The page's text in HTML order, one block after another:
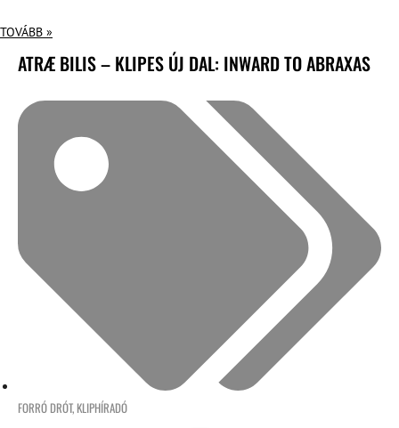
TOVÁBB »
ATRÆ BILIS – KLIPES ÚJ DAL: INWARD TO ABRAXAS
FORRÓ DRÓT, KLIPHÍRADÓ